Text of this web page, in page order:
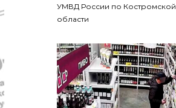
с
о
б
л
а
с
т
УМВД России по Костромской
области